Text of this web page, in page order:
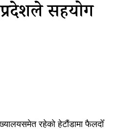
सहयोग
रहेको हेटौंडामा फैलदोँ